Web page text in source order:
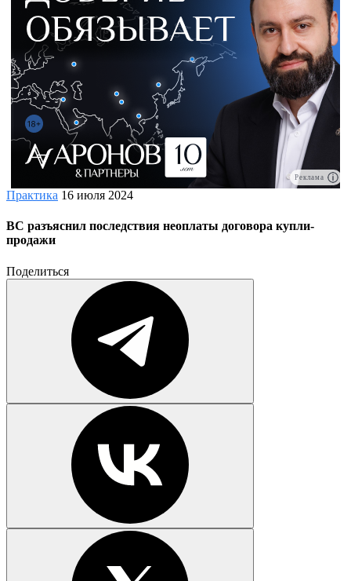
Реклама
Практика 16 июля 2024
ВС разъяснил последствия неоплаты договора купли-
продажи
Поделиться